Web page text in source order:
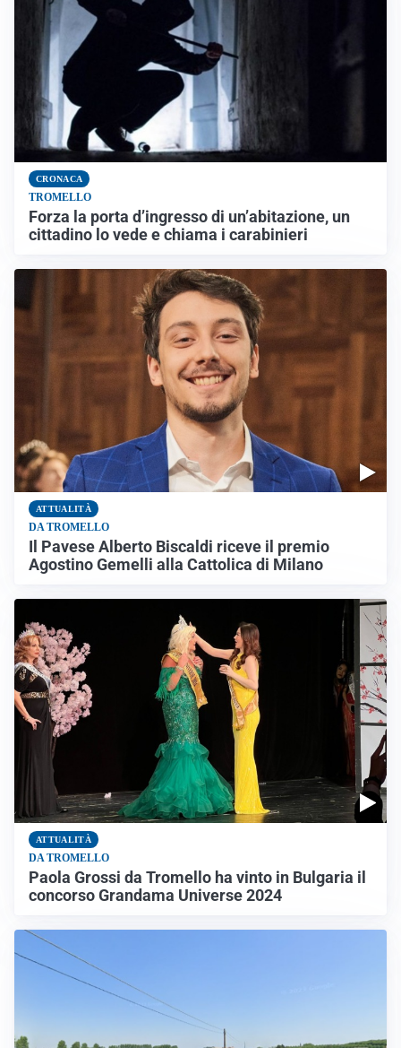
CRONACA
TROMELLO
Forza la porta d’ingresso di un’abitazione, un
cittadino lo vede e chiama i carabinieri
ATTUALITÀ
DA TROMELLO
Il Pavese Alberto Biscaldi riceve il premio
Agostino Gemelli alla Cattolica di Milano
ATTUALITÀ
DA TROMELLO
Paola Grossi da Tromello ha vinto in Bulgaria il
concorso Grandama Universe 2024